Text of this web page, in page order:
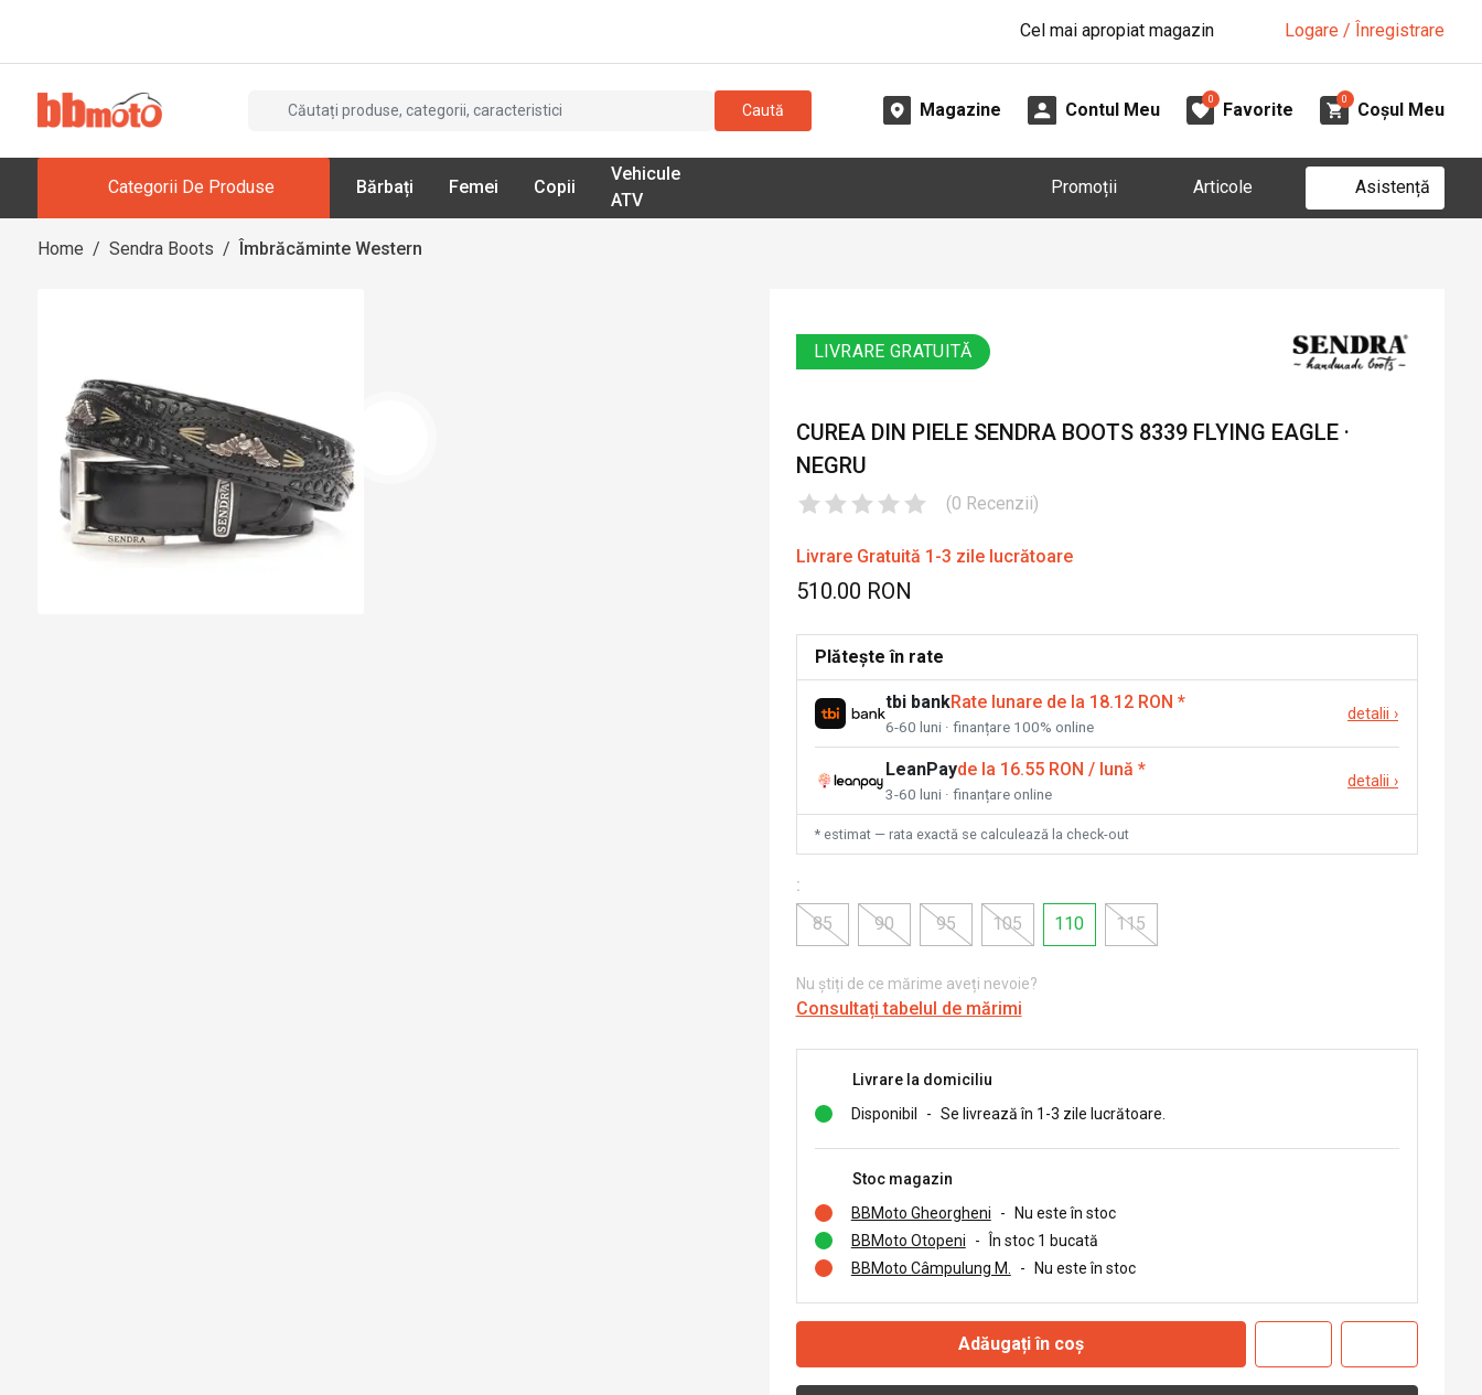
Cel mai apropiat magazin Logare / Înregistrare
Caută Magazine Contul Meu
0
Favorite
0
Coșul Meu
Categorii De Produse Bărbați Femei Copii
Vehicule
ATV
Promoții Articole Asistență
Home / Sendra Boots / Îmbrăcăminte Western
LIVRARE GRATUITĂ
CUREA DIN PIELE SENDRA BOOTS 8339 FLYING EAGLE ·
NEGRU
(0 Recenzii)
Livrare Gratuită 1-3 zile lucrătoare
510.00 RON
Plătește în rate
tbi bankRate lunare de la 18.12 RON *
6-60 luni · finanțare 100% online
detalii ›
LeanPayde la 16.55 RON / lună *
3-60 luni · finanțare online
detalii ›
* estimat — rata exactă se calculează la check-out
:
85
90 95 105 110 115
Nu știți de ce mărime aveți nevoie?
Consultați tabelul de mărimi
Livrare la domiciliu
Disponibil
- Se livrează în 1-3 zile lucrătoare.
Stoc magazin
BBMoto Gheorgheni
- Nu este în stoc
BBMoto Otopeni
- În stoc 1 bucată
BBMoto Câmpulung M.
- Nu este în stoc
Adăugați în coș